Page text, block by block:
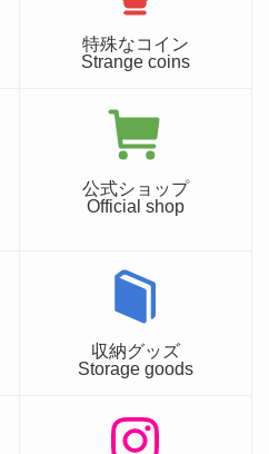
特殊なコイン
Strange coins
公式ショップ
Official shop
収納グッズ
Storage goods